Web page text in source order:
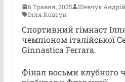
6 Травня, 2025 Шевчук Андрій
Ілля Ковтун
Спортивний гімнаст
чемпіоном італійської
Ginnastica Ferrara.
Фінал восьми клубного